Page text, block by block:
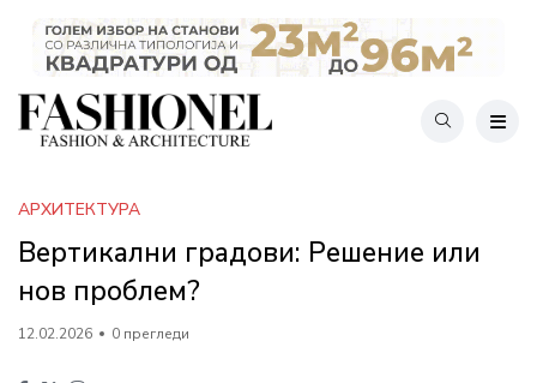
АРХИТЕКТУРА
Вертикални градови: Решение или
нов проблем?
12.02.2026 0 прегледи